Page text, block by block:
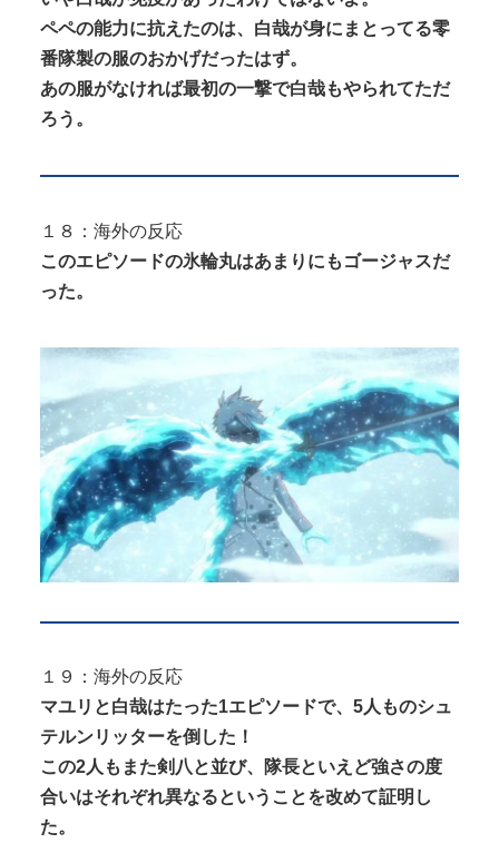
ペペの能力に抗えたのは、白哉が身にまとってる零
番隊製の服のおかげだったはず。
あの服がなければ最初の一撃で白哉もやられてただ
ろう。
１８：海外の反応
このエピソードの氷輪丸はあまりにもゴージャスだ
った。
１９：海外の反応
マユリと白哉はたった1エピソードで、5人ものシュ
テルンリッターを倒した！
この2人もまた剣八と並び、隊長といえど強さの度
合いはそれぞれ異なるということを改めて証明し
た。